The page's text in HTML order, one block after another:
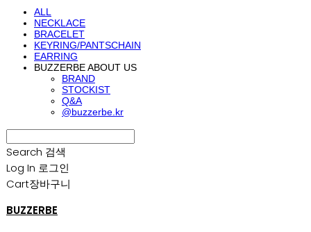
ALL
NECKLACE
BRACELET
KEYRING/PANTSCHAIN
EARRING
BUZZERBE ABOUT US
BRAND
STOCKIST
Q&A
@buzzerbe.kr
Search 검색
Log In 로그인
Cart장바구니
BUZZERBE